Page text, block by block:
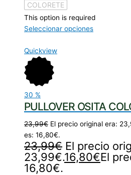
COLORETE
This option is required
Seleccionar opciones
Quickview
30 %
PULLOVER OSITA
23,99€ El precio original era:
es: 16,80€.
23,99€ El precio
23,99€.16,80€El
16,80€.